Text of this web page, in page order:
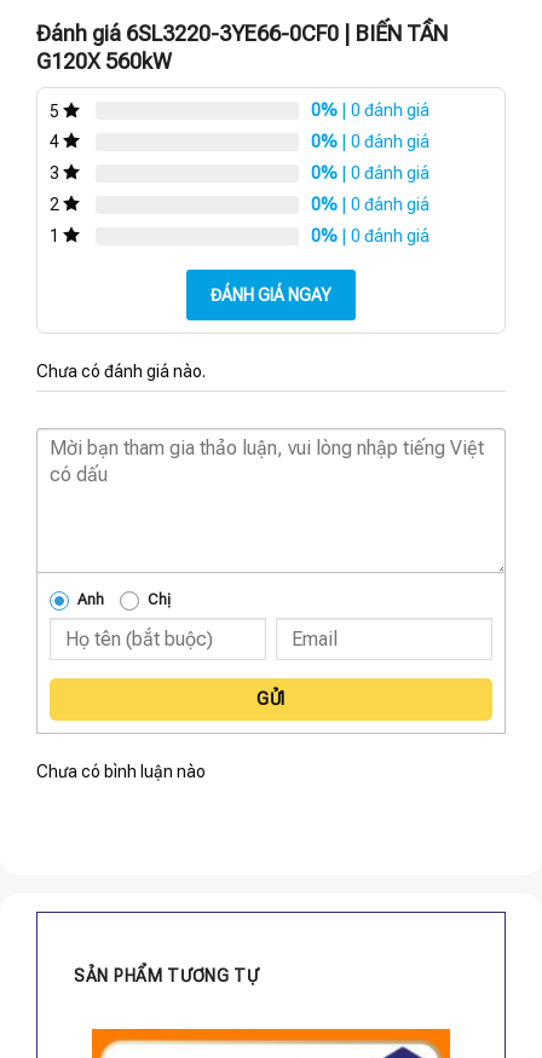
Đánh giá 6SL3220-3YE66-0CF0 | BIẾN TẦN
G120X 560kW
5 0% | 0 đánh giá
4
0% | 0 đánh giá
3
0% | 0 đánh giá
2
0% | 0 đánh giá
1
0% | 0 đánh giá
ĐÁNH GIÁ NGAY
Chưa có đánh giá nào.
Anh Chị
GỬI
Chưa có bình luận nào
SẢN PHẨM TƯƠNG TỰ